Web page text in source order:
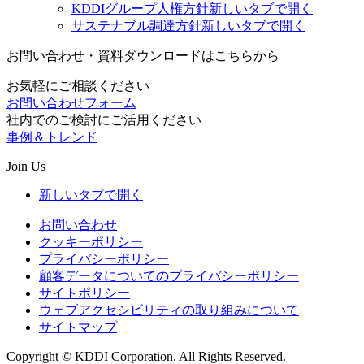
KDDIグループ人権方針新しいタブで開く
サステナブル調達方針新しいタブで開く
お問い合わせ・資料ダウンロードはこちらから
お気軽にご相談ください
お問い合わせフォーム
社内でのご検討にご活用ください
事例＆トレンド
Join Us
新しいタブで開く
お問い合わせ
クッキーポリシー
プライバシーポリシー
顧客データについてのプライバシーポリシー
サイトポリシー
ウェブアクセシビリティの取り組みについて
サイトマップ
Copyright © KDDI Corporation. All Rights Reserved.